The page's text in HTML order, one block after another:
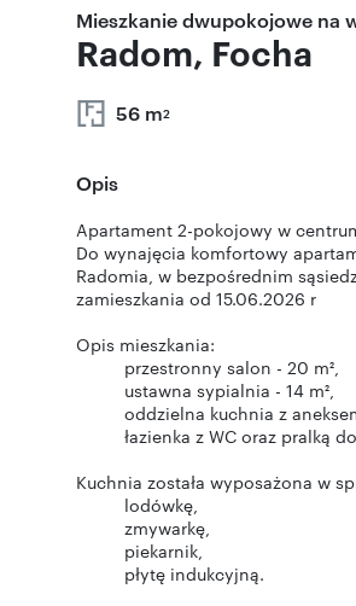
Mieszkanie dwupokojowe na
Radom, Focha
56 m2
Opis
Apartament 2-pokojowy w
Do wynajęcia komfortowy
Radomia, w bezpośrednim
zamieszkania od 15.06.2026 r
Opis mieszkania: